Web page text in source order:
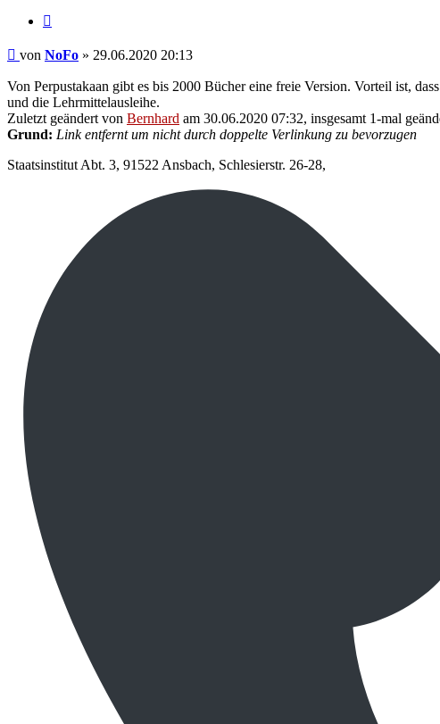
Beitrag
von NoFo » 29.06.2020 20:13
Von Perpustakaan gibt es bis 2000 Bücher eine freie Version. Vorteil ist,
und die Lehrmittelausleihe.
Zuletzt geändert von Bernhard am 30.06.2020 07:32, insgesamt 1-mal
Grund: Link entfernt um nicht durch doppelte Verlinkung zu bevorzugen
Staatsinstitut Abt. 3, 91522 Ansbach, Schlesierstr. 26-28,